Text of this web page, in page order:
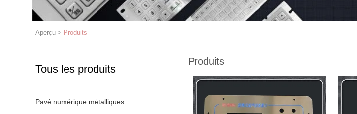
Aperçu > Produits
Tous les produits
Pavé numérique métalliques
Produits